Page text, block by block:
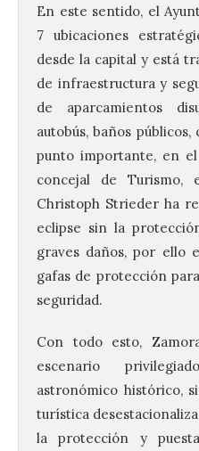
En este sentido, el
7 ubicaciones
desde la capital y está
de infraestructura y
de aparcamientos
autobús, baños
punto importante, en
concejal de Turismo,
Christoph Strieder ha
eclipse sin la
graves daños, por ello
gafas de protección
seguridad.
Con todo esto,
escenario
astronómico histórico,
turística
la protección y
Vuelve la
de Dulces del
Gradefes
7 Ago 2026
Tendrá
agosto en los
monasterio
imprescindible para